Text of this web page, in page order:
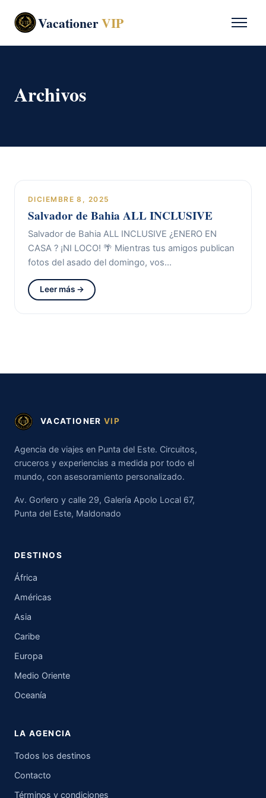
VacationerVIP
Archivos
DICIEMBRE 8, 2025
Salvador de Bahia ALL INCLUSIVE
Salvador de Bahia ALL INCLUSIVE ¿ENERO EN
CASA ? ¡NI LOCO! 🌴 Mientras tus amigos publican
fotos del asado del domingo, vos…
Leer más →
VACATIONER VIP
Agencia de viajes en Punta del Este. Circuitos,
cruceros y experiencias a medida por todo el
mundo, con asesoramiento personalizado.
Av. Gorlero y calle 29, Galería Apolo Local 67,
Punta del Este, Maldonado
DESTINOS
África
Américas
Asia
Caribe
Europa
Medio Oriente
Oceanía
LA AGENCIA
Todos los destinos
Contacto
Términos y condiciones